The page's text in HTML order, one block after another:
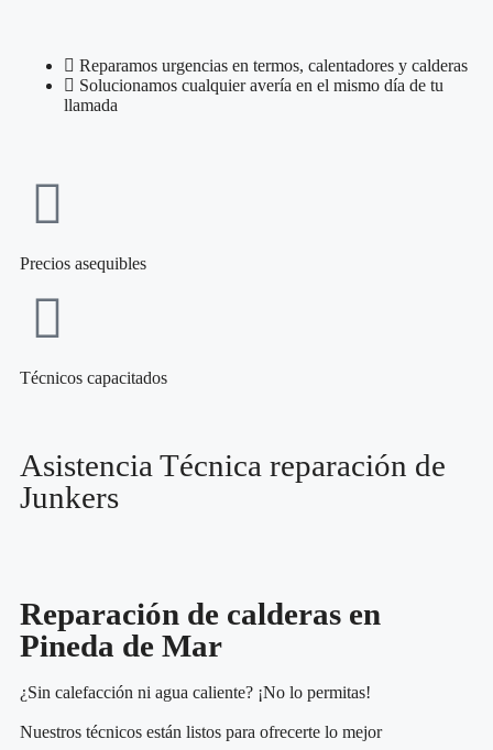
Reparamos urgencias en termos, calentadores y calderas
Solucionamos cualquier avería en el mismo día de tu
llamada
Precios asequibles
Técnicos capacitados
Asistencia Técnica reparación de
Junkers
Reparación de calderas en
Pineda de Mar
¿Sin calefacción ni agua caliente? ¡No lo permitas!
Nuestros técnicos están listos para ofrecerte lo mejor